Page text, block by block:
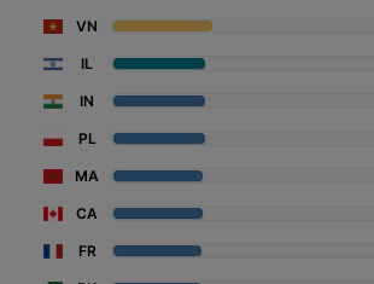
VN
IL
IN
PL
MA
CA
FR